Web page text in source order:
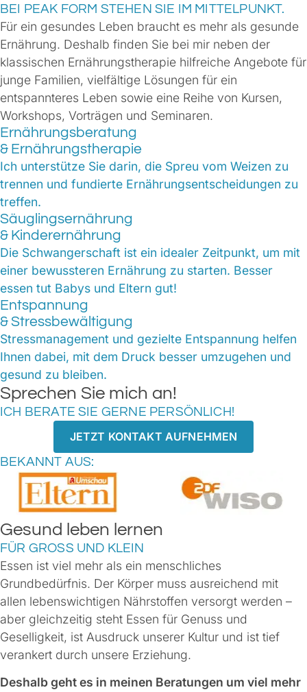
BEI PEAK FORM STEHEN SIE IM MITTELPUNKT.
Für ein gesundes Leben braucht es mehr als gesunde
Ernährung. Deshalb finden Sie bei mir neben der
klassischen Ernährungstherapie hilfreiche Angebote für
junge Familien, vielfältige Lösungen für ein
entspannteres Leben sowie eine Reihe von Kursen,
Workshops, Vorträgen und Seminaren.
Ernährungsberatung
& Ernährungstherapie
Ich unterstütze Sie darin, die Spreu vom Weizen zu
trennen und fundierte Ernährungsentscheidungen zu
treffen.
Säuglingsernährung
& Kinderernährung
Die Schwangerschaft ist ein idealer Zeitpunkt, um mit
einer bewussteren Ernährung zu starten. Besser
essen tut Babys und Eltern gut!
Entspannung
& Stressbewältigung
Stressmanagement und gezielte Entspannung helfen
Ihnen dabei, mit dem Druck besser umzugehen und
gesund zu bleiben.
Sprechen Sie mich an!
ICH BERATE SIE GERNE PERSÖNLICH!
JETZT KONTAKT AUFNEHMEN
BEKANNT AUS:
Gesund leben lernen
FÜR GROSS UND KLEIN
Essen ist viel mehr als ein menschliches
Grundbedürfnis. Der Körper muss ausreichend mit
allen lebenswichtigen Nährstoffen versorgt werden –
aber gleichzeitig steht Essen für Genuss und
Geselligkeit, ist Ausdruck unserer Kultur und ist tief
verankert durch unsere Erziehung.
Deshalb geht es in meinen Beratungen um viel mehr